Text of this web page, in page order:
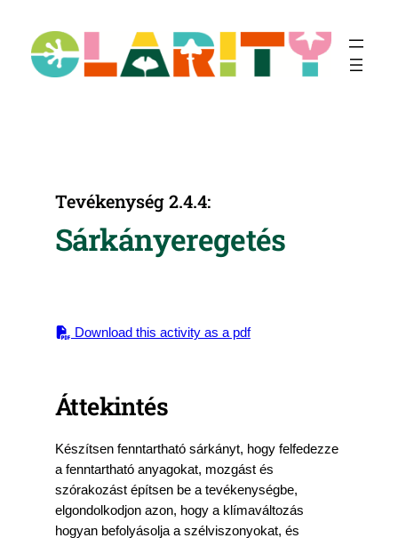
tartalomhoz
Tevékenység 2.4.4:
Sárkányeregetés
Download this activity as a pdf
Áttekintés
Készítsen fenntartható sárkányt, hogy felfedezze
a fenntartható anyagokat, mozgást és
szórakozást építsen be a tevékenységbe,
elgondolkodjon azon, hogy a klímaváltozás
hogyan befolyásolja a szélviszonyokat, és